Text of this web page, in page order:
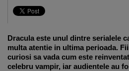
Dracula este unul dintre serialele
multa atentie in ultima perioada.
curiosi sa vada cum este
celebru vampir, iar audientele au